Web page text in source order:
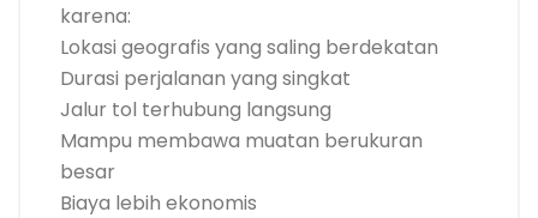
karena:
Lokasi geografis yang saling berdekatan
Durasi perjalanan yang singkat
Jalur tol terhubung langsung
Mampu membawa muatan berukuran
besar
Biaya lebih ekonomis